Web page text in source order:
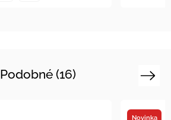
Podobné (16) Next